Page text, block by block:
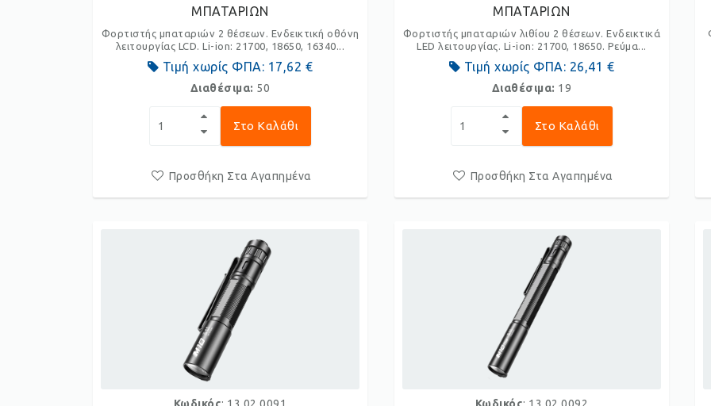
ΜΠΑΤΑΡΙΩΝ
Φορτιστής μπαταριών 2 θέσεων. Ενδεικτική οθόνη
λειτουργίας LCD. Li-ion: 21700, 18650, 16340...
Τιμή χωρίς ΦΠΑ: 17,62 €
Διαθέσιμα: 50
Στο Καλάθι
Προσθήκη Στα Αγαπημένα
ΜΠΑΤΑΡΙΩΝ
Φορτιστής μπαταριών λιθίου 2 θέσεων. Ενδεικτικά
LED λειτουργίας. Li-ion: 21700, 18650. Ρεύμα...
Τιμή χωρίς ΦΠΑ: 26,41 €
Διαθέσιμα: 19
Στο Καλάθι
Προσθήκη Στα Αγαπημένα